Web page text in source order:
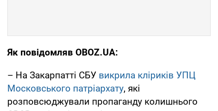
Як повідомляв OBOZ.UA:
– На Закарпатті СБУ викрила кліриків УПЦ
Московського патріархату, які
розповсюджували пропаганду колишнього